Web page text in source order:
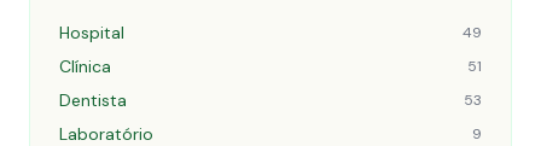
Hospital 49
Clínica 51
Dentista 53
Laboratório 9